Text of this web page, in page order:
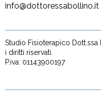
info@dottoressabollino.it
Studio Fisioterapico Dott.ssa
i diritti riservati.
P.iva: 01143900197